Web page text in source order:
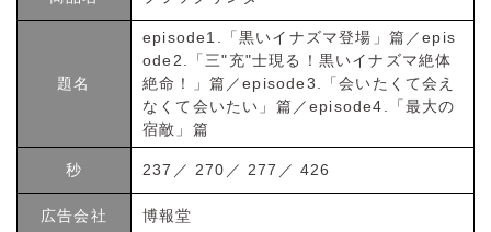
題名
episode1.「黒いイナズマ登場」篇／epis
ode2.「三"充"士現る！黒いイナズマ絶体
絶命！」篇／episode3.「会いたくて会え
なくて会いたい」篇／episode4.「最大の
宿敵」篇
秒 237／ 270／ 277／ 426
広告会社 博報堂